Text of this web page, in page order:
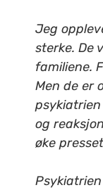
Jeg
sterke. De
familiene.
Men de er
og
øke